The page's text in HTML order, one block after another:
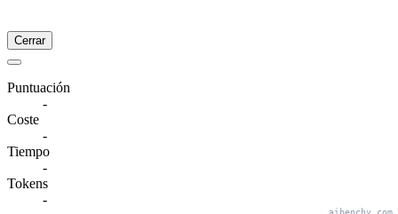
Cerrar
Puntuación
-
Coste
-
Tiempo
-
Tokens
-